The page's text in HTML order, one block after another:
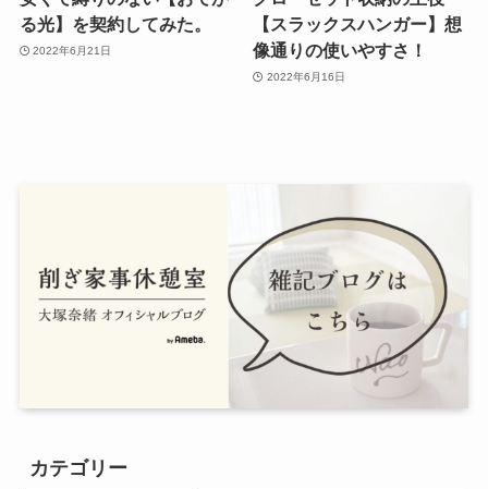
る光】を契約してみた。
2022年6月21日
【スラックスハンガー】想
像通りの使いやすさ！
2022年6月16日
カテゴリー